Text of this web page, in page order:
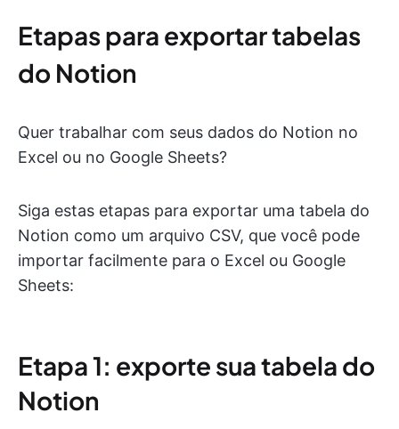
Etapas para exportar tabelas
do Notion
Quer trabalhar com seus dados do Notion no
Excel ou no Google Sheets?
Siga estas etapas para exportar uma tabela do
Notion como um arquivo CSV, que você pode
importar facilmente para o Excel ou Google
Sheets:
Etapa 1: exporte sua tabela do
Notion